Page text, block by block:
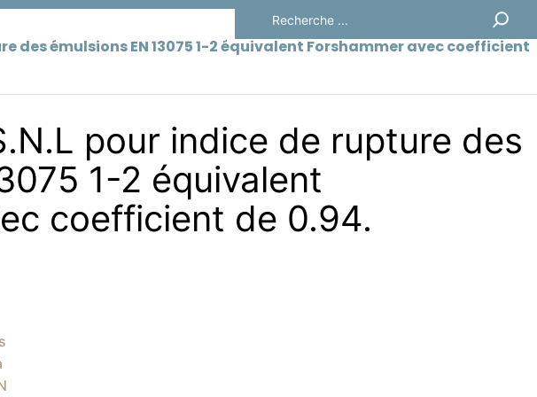
Rechercher
des émulsions EN 13075 1-2 équivalent Forshammer avec coefficient
pour indice de rupture des
1-2 équivalent
coefficient de 0.94.